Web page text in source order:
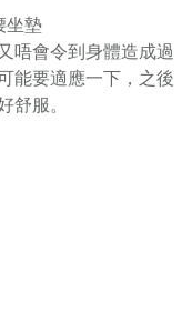
坐墊
唔會令到身體造成過
能要適應一下，之後